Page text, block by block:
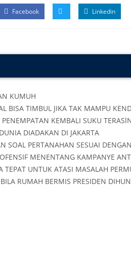
Facebook Linkedin